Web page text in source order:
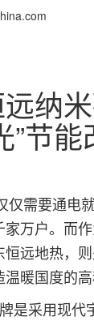
纳
”节能
需要通电
万户。而
远地热，
暖国度的高
是采用现代